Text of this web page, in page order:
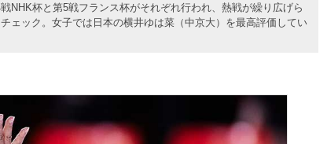
NHK杯と第5戦フランス杯がそれぞれ行われ、熱戦が繰り広げら
ェック。女子では日本の横井ゆは菜（中京大）を最高評価してい